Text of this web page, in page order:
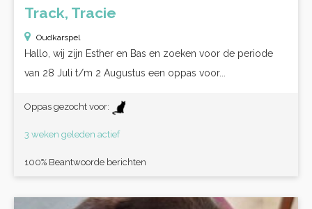
Track, Tracie
Oudkarspel
Hallo, wij zijn Esther en Bas en zoeken voor de periode
van 28 Juli t/m 2 Augustus een oppas voor...
Oppas gezocht voor:
3 weken geleden actief
100% Beantwoorde berichten